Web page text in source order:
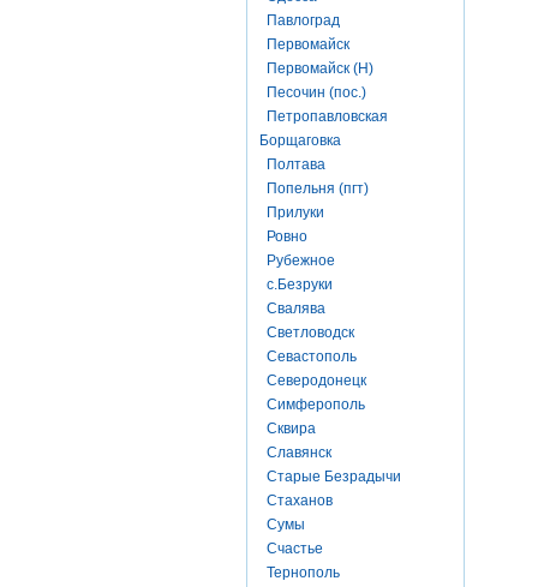
Павлоград
Первомайск
Первомайск (Н)
Песочин (пос.)
Петропавловская
Борщаговка
Полтава
Попельня (пгт)
Прилуки
Ровно
Рубежное
с.Безруки
Свалява
Светловодск
Севастополь
Северодонецк
Симферополь
Сквира
Славянск
Старые Безрадычи
Стаханов
Сумы
Счастье
Тернополь